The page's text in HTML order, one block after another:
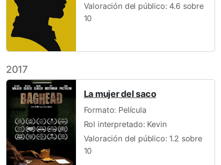
Valoración del público: 4.6 sobre
10
2017
La mujer del saco
Formato: Película
Rol interpretado: Kevin
Valoración del público: 1.2 sobre
10